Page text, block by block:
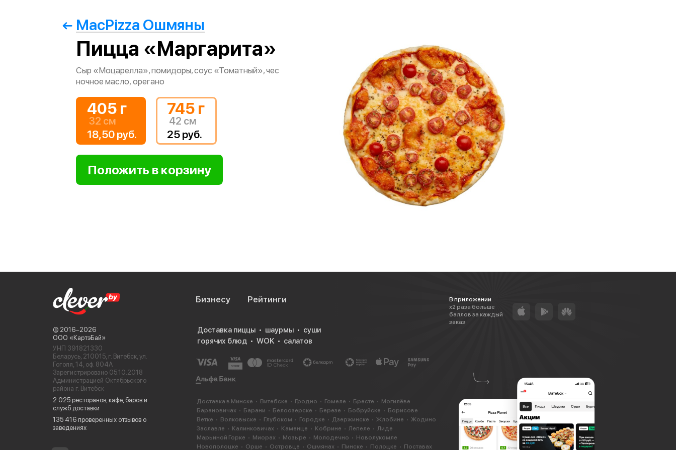
MacPizza Ошмяны
Пицца «Маргарита»
Сыр «Моцарелла», помидоры, соус «Томатный», чес
ночное масло, орегано
405 г
32 см
18,50 руб.
745 г
42 см
25 руб.
© 2016−2026
ООО «КартэБай»
УНП 391821330
Беларусь, 210015, г. Витебск, ул.
Гоголя, 14, оф. 804А
Зарегистрировано 05.10.2018
Администрацией Октябрьского
района г. Витебск
2 025 ресторанов, кафе, баров и
служб доставки
135 416 проверенных отзывов о
заведениях
Бизнесу Рейтинги
В приложении
х2 раза больше
баллов за каждый
заказ
Доставка пиццы шаурмы
суши
горячих блюд
WOK салатов
Доставка в Минске Витебске Гродно Гомеле Бресте
Могилёве
Барановичах
Барани Белоозерске Березе Бобруйске
Борисове
Ветке
Волковыске Глубоком Городке Дзержинске Жлобине
Жодино
Заславле
Калинковичах Каменце Кобрине Лепеле
Лиде
Марьиной Горке
Миорах Мозыре Молодечно
Новолукомле
Новополоцке
Орше Островце Ошмянах Пинске Полоцке Поставах